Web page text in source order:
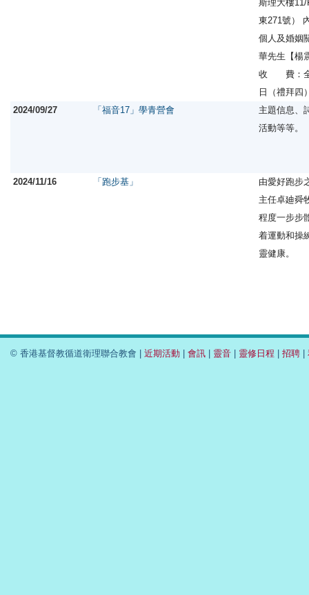
斯理大樓
東271號）
個人及婚姻
華先生【楊
收 費：全
日（禮拜
2024/09/27
「福音17」學青營會
主題信息、
活動等等。
2024/11/16 「跑步基」
由愛好跑步
主任卓廸舜
程度一步步
着運動和操
靈健康。
© 香港基督教循道衛理聯合教會 | 近期活動 | 會訊 | 靈音 | 靈修日程 | 招聘 |